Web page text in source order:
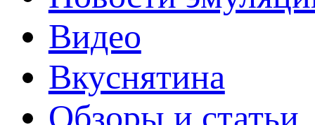
Видео
Вкуснятина